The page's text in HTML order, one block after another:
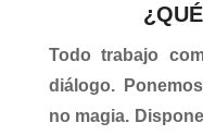
Todo trabajo
diálogo.
no magia.